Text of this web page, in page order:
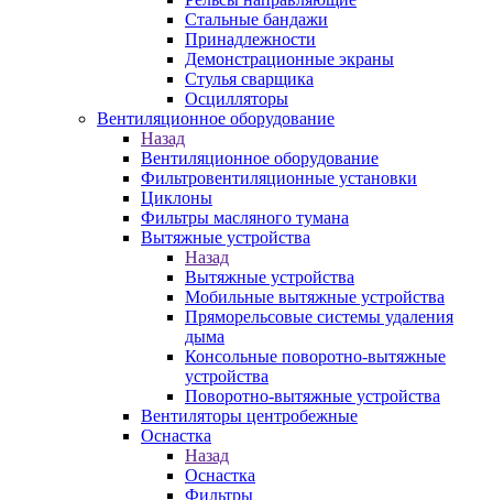
Стальные бандажи
Принадлежности
Демонстрационные экраны
Стулья сварщика
Осцилляторы
Вентиляционное оборудование
Назад
Вентиляционное оборудование
Фильтровентиляционные установки
Циклоны
Фильтры масляного тумана
Вытяжные устройства
Назад
Вытяжные устройства
Мобильные вытяжные устройства
Пряморельсовые системы удаления
дыма
Консольные поворотно-вытяжные
устройства
Поворотно-вытяжные устройства
Вентиляторы центробежные
Оснастка
Назад
Оснастка
Фильтры